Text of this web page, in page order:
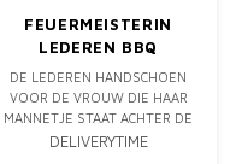
FEUERMEISTERIN
LEDEREN BBQ
HANDSCHOENEN
(PAAR)
DE LEDEREN HANDSCHOEN
VOOR DE VROUW DIE HAAR
MANNETJE STAAT ACHTER DE
BBQ!
DELIVERYTIME